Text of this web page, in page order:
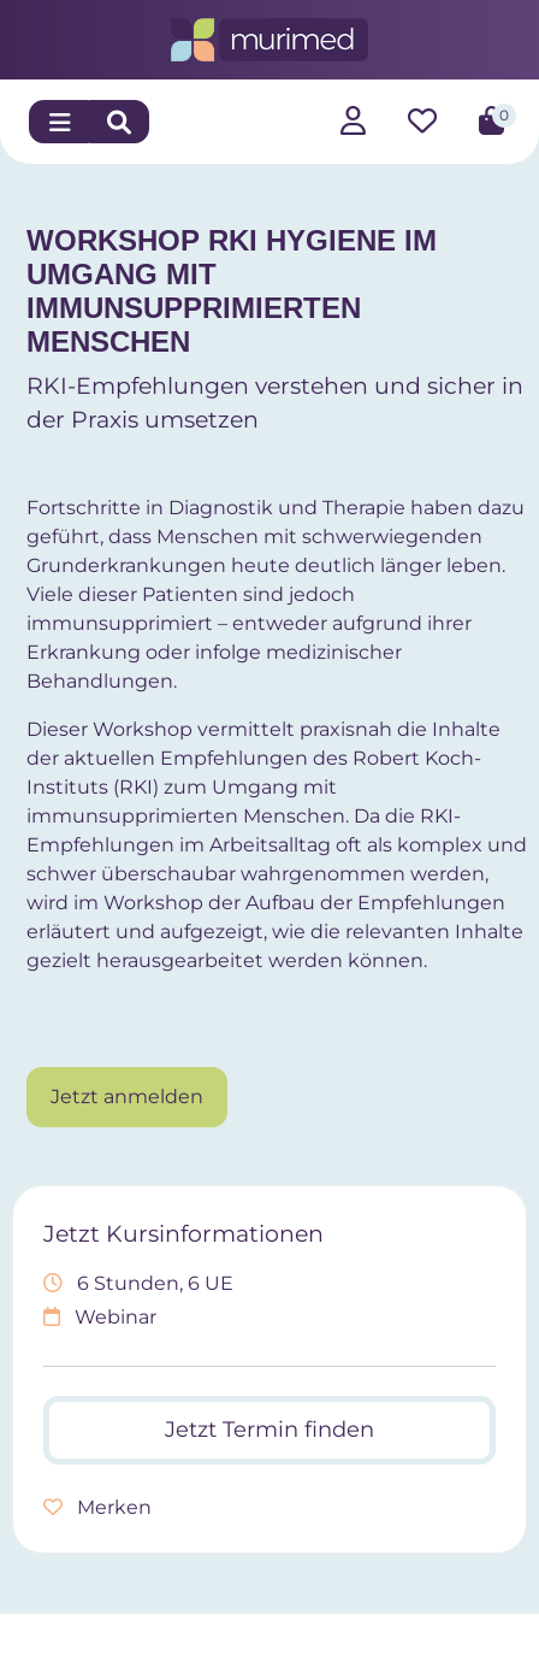
0
WORKSHOP RKI HYGIENE IM
UMGANG MIT
IMMUNSUPPRIMIERTEN
MENSCHEN
RKI-Empfehlungen verstehen und sicher in
der Praxis umsetzen
Fortschritte in Diagnostik und Therapie haben dazu
geführt, dass Menschen mit schwerwiegenden
Grunderkrankungen heute deutlich länger leben.
Viele dieser Patienten sind jedoch
immunsupprimiert – entweder aufgrund ihrer
Erkrankung oder infolge medizinischer
Behandlungen.
Dieser Workshop vermittelt praxisnah die Inhalte
der aktuellen Empfehlungen des Robert Koch-
Instituts (RKI) zum Umgang mit
immunsupprimierten Menschen. Da die RKI-
Empfehlungen im Arbeitsalltag oft als komplex und
schwer überschaubar wahrgenommen werden,
wird im Workshop der Aufbau der Empfehlungen
erläutert und aufgezeigt, wie die relevanten Inhalte
gezielt herausgearbeitet werden können.
Jetzt anmelden
Jetzt Kursinformationen
6 Stunden, 6 UE
Webinar
Jetzt Termin finden
Merken